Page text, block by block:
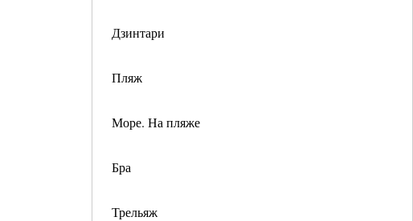
Дзинтари
Пляж
Море. На пляже
Бра
Трельяж